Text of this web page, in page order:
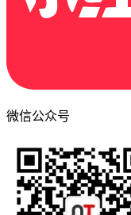
微信公众号